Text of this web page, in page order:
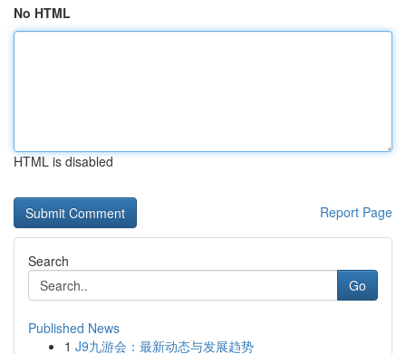
No HTML
HTML is disabled
Report Page
Search
Go
Published News
1 J9九游会：最新动态与发展趋势